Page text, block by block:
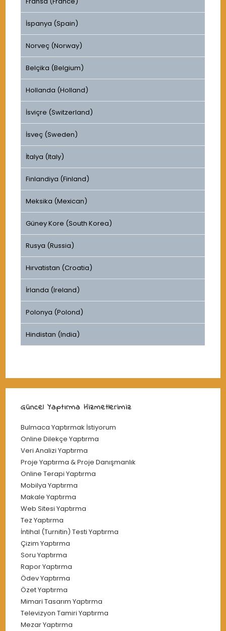
İspanya (Spain)
Norveç (Norway)
Belçika (Belgium)
Hollanda (Holland)
İsviçre (Switzerland)
İsveç (Sweden)
İtalya (Italy)
Finlandiya (Finland)
Meksika (Mexican)
Güney Kore (South Korea)
Rusya (Russia)
Hırvatistan (Croatia)
İrlanda (Ireland)
Polonya (Polond)
Hindistan (India)
Güncel Yaptırma Hizmetlerimiz
Bulmaca Yaptırmak İstiyorum
Online Dilekçe Yaptırma
Veri Analizi Yaptırma
Proje Yaptırma & Proje Danışmanlık
Online Terapi Yaptırma
Mobilya Yaptırma
Makale Yaptırma
Web Sitesi Yaptırma
Tez Yaptırma
İntihal (Turnitin) Testi Yaptırma
Çizim Yaptırma
Soru Yaptırma
Rapor Yaptırma
Ödev Yaptırma
Özet Yaptırma
Mimari Tasarım Yaptırma
Televizyon Tamiri Yaptırma
Mezar Yaptırma